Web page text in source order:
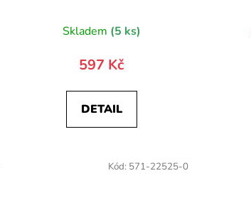
Skladem (5 ks)
597 Kč
DETAIL
Kód: 571-22525-0